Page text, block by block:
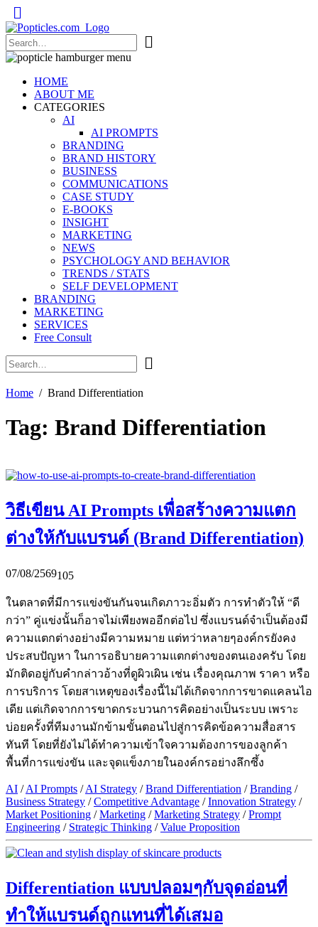
Popticles.com
HOME
ABOUT ME
CATEGORIES
AI
AI PROMPTS
BRANDING
BRAND HISTORY
BUSINESS
COMMUNICATIONS
CASE STUDY
E-BOOKS
INSIGHT
MARKETING
NEWS
PSYCHOLOGY AND BEHAVIOR
TRENDS / STATS
SELF DEVELOPMENT
BRANDING
MARKETING
SERVICES
Free Consult
Home Brand Differentiation
Tag: Brand Differentiation
วิธีเขียน AI Prompts เพื่อสร้างความแตก
ต่างให้กับแบรนด์ (Brand Differentiation)
07/08/2569105
ในตลาดที่มีการแข่งขันกันจนเกิดภาวะอิ่มตัว การทำตัวให้ “ดี
กว่า” คู่แข่งนั้นก็อาจไม่เพียงพออีกต่อไป ซึ่งแบรนด์จำเป็นต้องมี
ความแตกต่างอย่างมีความหมาย แต่ทว่าหลายๆองค์กรยังคง
ประสบปัญหา ในการอธิบายความแตกต่างของตนเองครับ โดย
มักติดอยู่กับคำกล่าวอ้างที่ดูผิวเผิน เช่น เรื่องคุณภาพ ราคา หรือ
การบริการ โดยสาเหตุของเรื่องนี้ไม่ได้เกิดจากการขาดแคลนไอ
เดีย แต่เกิดจากการขาดกระบวนการคิดอย่างเป็นระบบ เพราะ
บ่อยครั้งที่ทีมงานมักข้ามขั้นตอนไปสู่การคิดข้อความสื่อสาร
ทันที โดยที่ยังไม่ได้ทำความเข้าใจความต้องการของลูกค้า
พื้นที่การแข่งขัน และจุดแข็งภายในองค์กรอย่างลึกซึ้ง
AI /AI Prompts /AI Strategy /Brand Differentiation /Branding /
Business Strategy /Competitive Advantage /Innovation Strategy /
Market Positioning /Marketing /Marketing Strategy /Prompt
Engineering / Strategic Thinking /Value Proposition
Differentiation แบบปลอมๆกับจุดอ่อนที่
ทำให้แบรนด์ถูกแทนที่ได้เสมอ